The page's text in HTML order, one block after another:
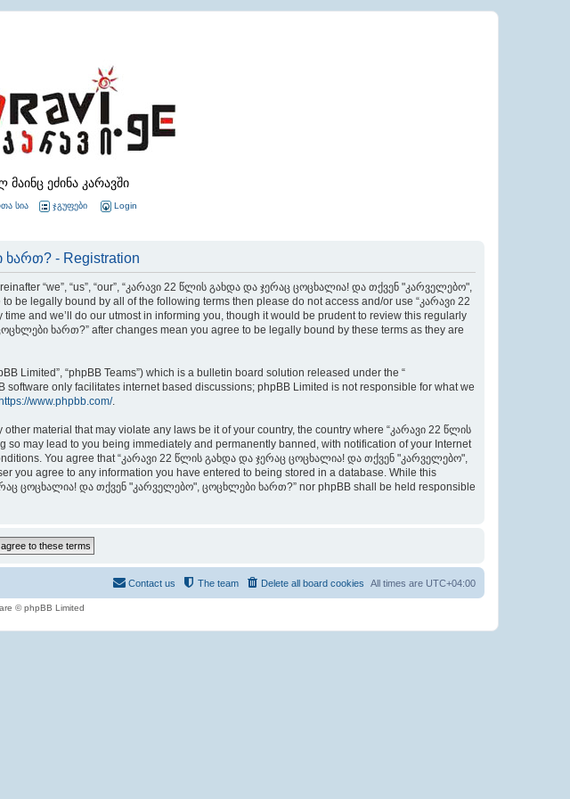
ეძინა კარავში
სია ჯგუფები Login
- Registration
“we”, “us”, “our”, “კარავი 22 წლის გახდა და ჯერაც ცოცხალია! და თქვენ "კარველებო",
be legally bound by all of the following terms then please do not access and/or use “კარავი 22
and we’ll do our utmost in informing you, though it would be prudent to review this regularly
ხართ?” after changes mean you agree to be legally bound by these terms as they are
Limited”, “phpBB Teams”) which is a bulletin board solution released under the “
software only facilitates internet based discussions; phpBB Limited is not responsible for what we
https://www.phpbb.com/.
material that may violate any laws be it of your country, the country where “კარავი 22 წლის
may lead to you being immediately and permanently banned, with notification of your Internet
You agree that “კარავი 22 წლის გახდა და ჯერაც ცოცხალია! და თქვენ "კარველებო",
you agree to any information you have entered to being stored in a database. While this
ცოცხალია! და თქვენ "კარველებო", ცოცხლები ხართ?” nor phpBB shall be held responsible
All times are UTC+04:00
Delete all board cookies
The team
Contact us
© phpBB Limited